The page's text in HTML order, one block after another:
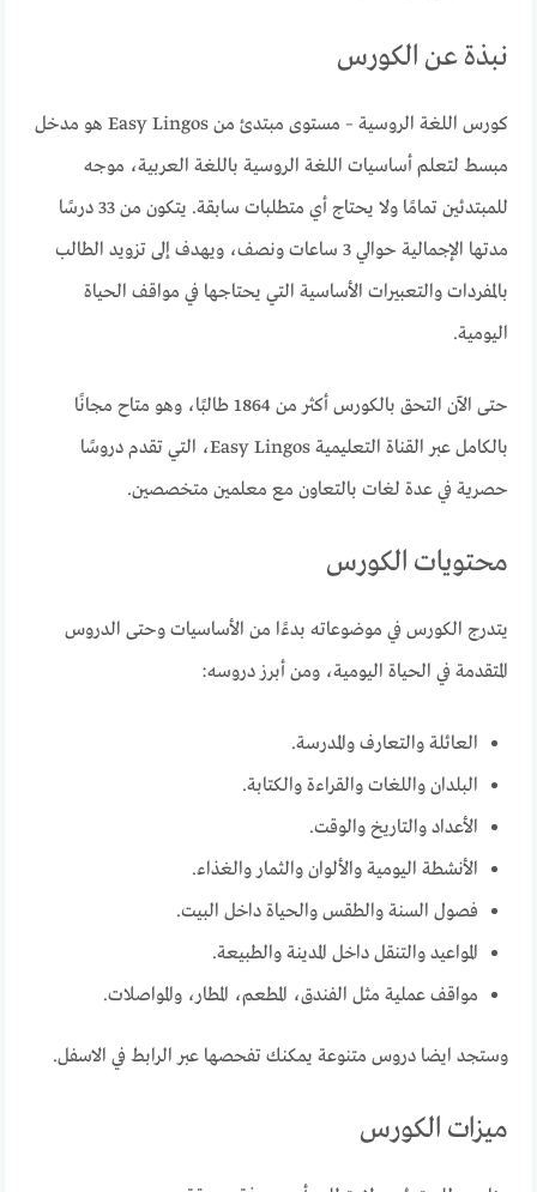
نبذة عن الكورس
كورس اللغة الروسية – مستوى مبتدئ من Easy Lingos هو مدخل
مبسط لتعلم أساسيات اللغة الروسية باللغة العربية، موجه
للمبتدئين تمامًا ولا يحتاج أي متطلبات سابقة. يتكون من 33 درسًا
مدتها الإجمالية حوالي 3 ساعات ونصف، ويهدف إلى تزويد الطالب
بالمفردات والتعبيرات الأساسية التي يحتاجها في مواقف الحياة
اليومية.
حتى الآن التحق بالكورس أكثر من 1864 طالبًا، وهو متاح مجانًا
بالكامل عبر القناة التعليمية Easy Lingos، التي تقدم دروسًا
حصرية في عدة لغات بالتعاون مع معلمين متخصصين.
محتويات الكورس
يتدرج الكورس في موضوعاته بدءًا من الأساسيات وحتى الدروس
المتقدمة في الحياة اليومية، ومن أبرز دروسه:
العائلة والتعارف والمدرسة.
البلدان واللغات والقراءة والكتابة.
الأعداد والتاريخ والوقت.
الأنشطة اليومية والألوان والثمار والغذاء.
فصول السنة والطقس والحياة داخل البيت.
المواعيد والتنقل داخل المدينة والطبيعة.
مواقف عملية مثل الفندق، المطعم، المطار، والمواصلات.
وستجد ايضا دروس متنوعة يمكنك تفحصها عبر الرابط في الاسفل.
ميزات الكورس